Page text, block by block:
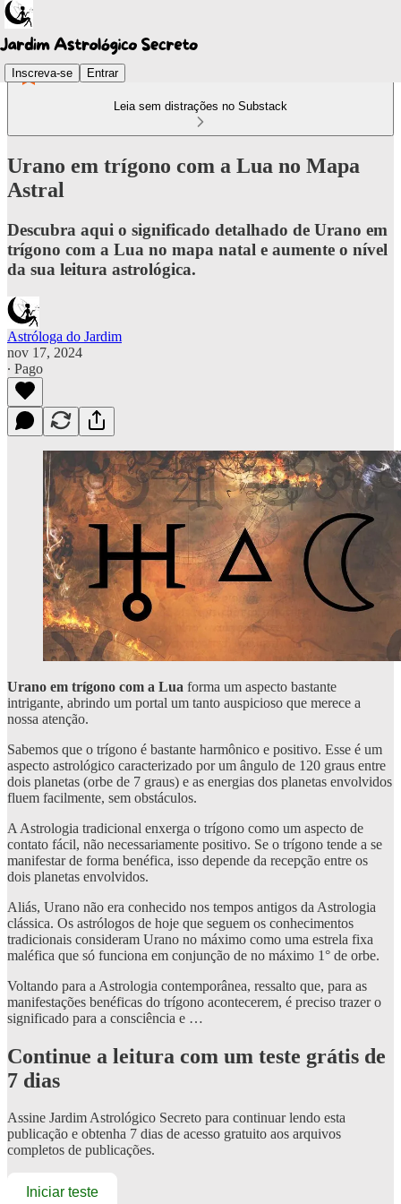
Inscreva-se Entrar
Leia sem distrações no Substack
Urano em trígono com a Lua no Mapa
Astral
Descubra aqui o significado detalhado de Urano em
trígono com a Lua no mapa natal e aumente o nível
da sua leitura astrológica.
Astróloga do Jardim
nov 17, 2024
∙ Pago
Urano em trígono com a Lua forma um aspecto bastante
intrigante, abrindo um portal um tanto auspicioso que merece a
nossa atenção.
Sabemos que o trígono é bastante harmônico e positivo. Esse é um
aspecto astrológico caracterizado por um ângulo de 120 graus entre
dois planetas (orbe de 7 graus) e as energias dos planetas envolvidos
fluem facilmente, sem obstáculos.
A Astrologia tradicional enxerga o trígono como um aspecto de
contato fácil, não necessariamente positivo. Se o trígono tende a se
manifestar de forma benéfica, isso depende da recepção entre os
dois planetas envolvidos.
Aliás, Urano não era conhecido nos tempos antigos da Astrologia
clássica. Os astrólogos de hoje que seguem os conhecimentos
tradicionais consideram Urano no máximo como uma estrela fixa
maléfica que só funciona em conjunção de no máximo 1° de orbe.
Voltando para a Astrologia contemporânea, ressalto que, para as
manifestações benéficas do trígono acontecerem, é preciso trazer o
significado para a consciência e …
Continue a leitura com um teste grátis de
7 dias
Assine Jardim Astrológico Secreto para continuar lendo esta
publicação e obtenha 7 dias de acesso gratuito aos arquivos
completos de publicações.
Iniciar teste